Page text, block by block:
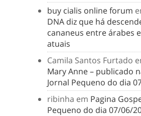
buy cialis online forum
DNA diz que há
cananeus entre árabes
atuais
Camila Santos Furtado
Mary Anne – publicado
Jornal Pequeno do dia
ribinha em Pagina
Pequeno do dia 07/06/